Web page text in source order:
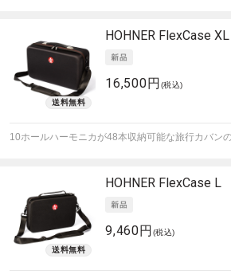
HOHNER FlexCase XL
16,500円 (税込)
10ホールハーモニカが48本収納可能な旅行カバン
HOHNER FlexCase L
9,460円 (税込)